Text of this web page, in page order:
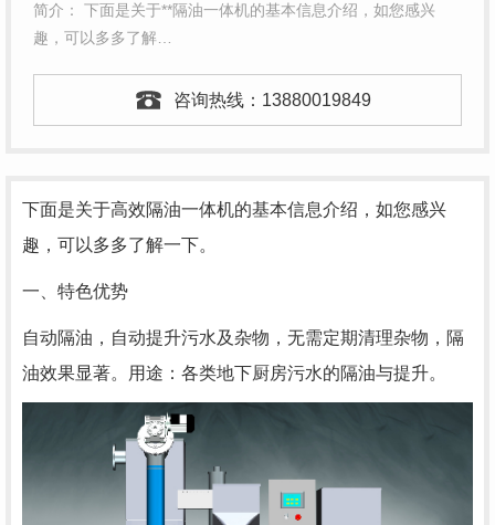
简介： 下面是关于**隔油一体机的基本信息介绍，如您感兴
趣，可以多多了解…
咨询热线： 13880019849
下面是关于高效隔油一体机的基本信息介绍，如您感兴
趣，可以多多了解一下。
一、特色优势
自动隔油，自动提升污水及杂物，无需定期清理杂物，隔
油效果显著。用途：各类地下厨房污水的隔油与提升。